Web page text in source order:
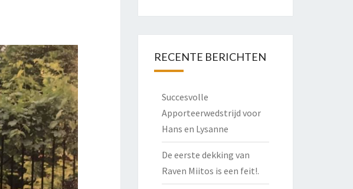
RECENTE BERICHTEN
Succesvolle
Apporteerwedstrijd voor
Hans en Lysanne
De eerste dekking van
Raven Miitos is een feit!.